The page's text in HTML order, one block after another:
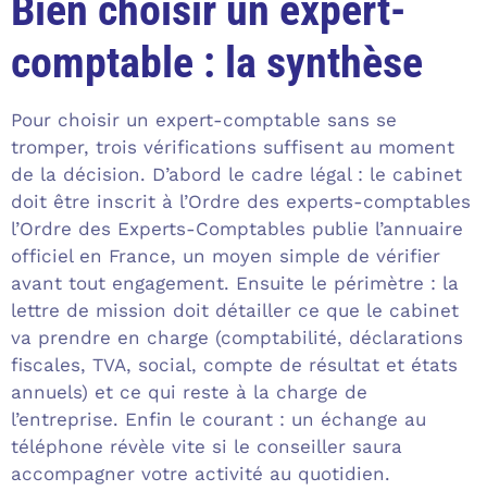
Bien choisir un expert-
comptable : la synthèse
Pour choisir un expert-comptable sans se
tromper, trois vérifications suffisent au moment
de la décision. D’abord le cadre légal : le cabinet
doit être inscrit à l’Ordre des experts-comptables
l’Ordre des Experts-Comptables publie l’annuaire
officiel en France, un moyen simple de vérifier
avant tout engagement. Ensuite le périmètre : la
lettre de mission doit détailler ce que le cabinet
va prendre en charge (comptabilité, déclarations
fiscales, TVA, social, compte de résultat et états
annuels) et ce qui reste à la charge de
l’entreprise. Enfin le courant : un échange au
téléphone révèle vite si le conseiller saura
accompagner votre activité au quotidien.